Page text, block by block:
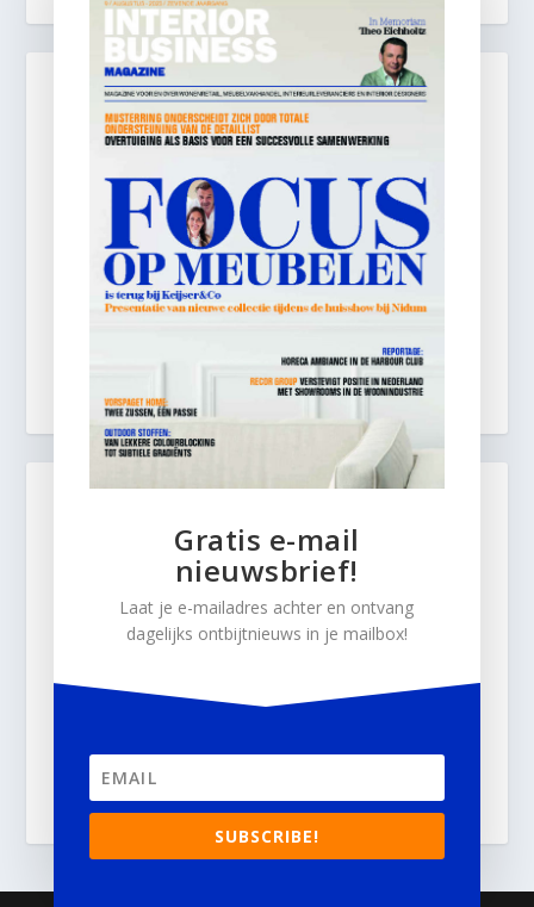
Gratis e-mail
nieuwsbrief!
Laat je e-mailadres achter en ontvang
dagelijks ontbijtnieuws in je mailbox!
SUBSCRIBE!